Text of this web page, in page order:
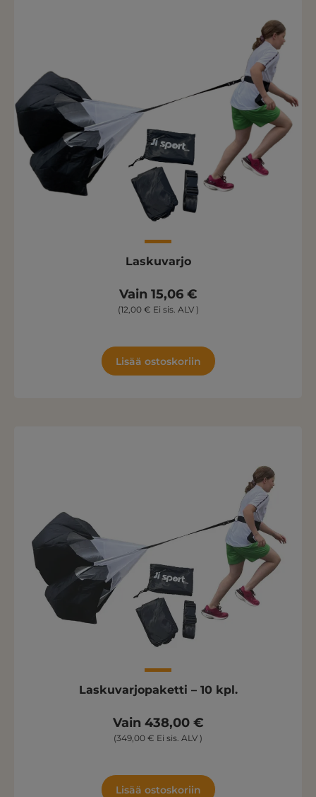
Laskuvarjo
Vain 15,06 €
(12,00 € Ei sis. ALV )
Lisää ostoskoriin
Laskuvarjopaketti – 10 kpl.
Vain 438,00 €
(349,00 € Ei sis. ALV )
Lisää ostoskoriin